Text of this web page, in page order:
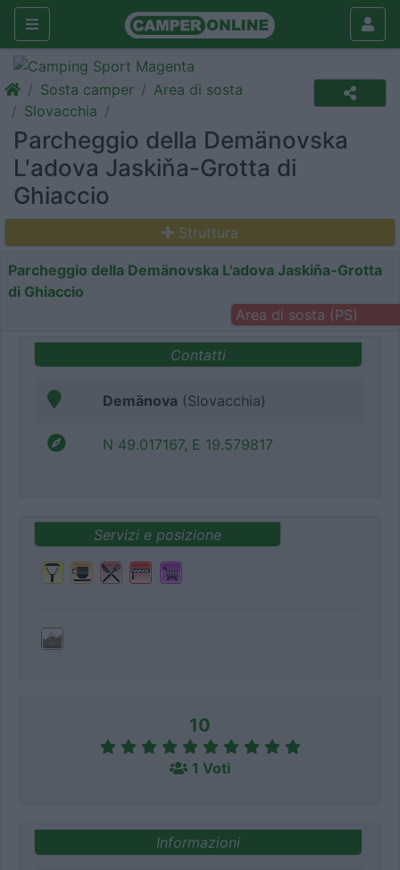
Sosta camper
Area di sosta
Slovacchia
Parcheggio della Demänovska
L'adova Jaskiňa-Grotta di
Ghiaccio
Struttura
Parcheggio della Demänovska L'adova Jaskiňa-Grotta
di Ghiaccio
Area di sosta (PS)
Contatti
Demänova (Slovacchia)
N 49.017167, E 19.579817
Servizi e posizione
10
1 Voti
Informazioni